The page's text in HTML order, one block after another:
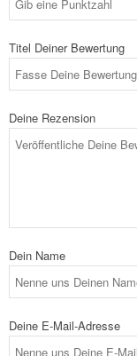
Titel Deiner Bewertung
Deine Rezension
Dein Name
Deine E-Mail-Adresse